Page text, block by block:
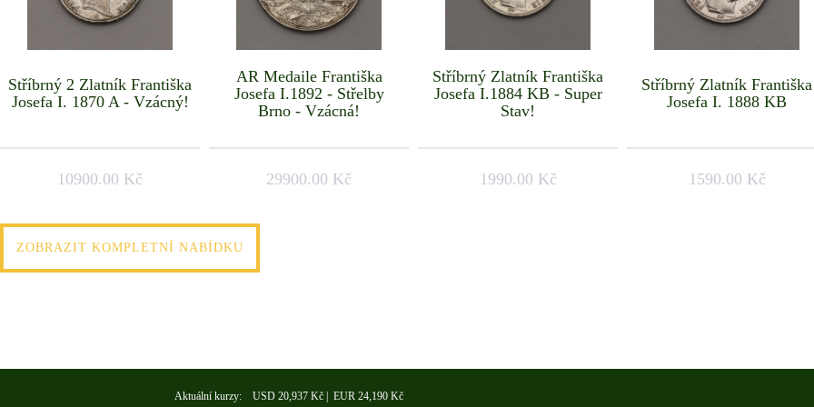
Stříbrný 2 Zlatník Františka
Josefa I. 1870 A - Vzácný!
10900.00 Kč
AR Medaile Františka
Josefa I.1892 - Střelby
Brno - Vzácná!
29900.00 Kč
Stříbrný Zlatník Františka
Josefa I.1884 KB - Super
Stav!
1990.00 Kč
Stříbrný Zlatník Františka
Josefa I. 1888 KB
1590.00 Kč
ZOBRAZIT KOMPLETNÍ NABÍDKU
Aktuální kurzy: USD 20,937 Kč | EUR 24,190 Kč